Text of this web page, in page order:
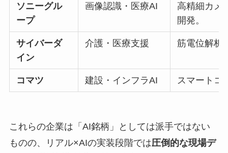
ソニーグル
ープ
画像認識・医療AI
高精細カメ
開発。
サイバーダ
イン
介護・医療支援 筋電位解析
コマツ 建設・インフラAI スマートコ
これらの企業は「AI銘柄」としては派手ではない
ものの、リアル×AIの実装段階では圧倒的な現場デ